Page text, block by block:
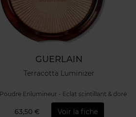
GUERLAIN
Terracotta Luminizer
Enlumineur - Eclat scintillant & doré
63,50 € Voir la fiche